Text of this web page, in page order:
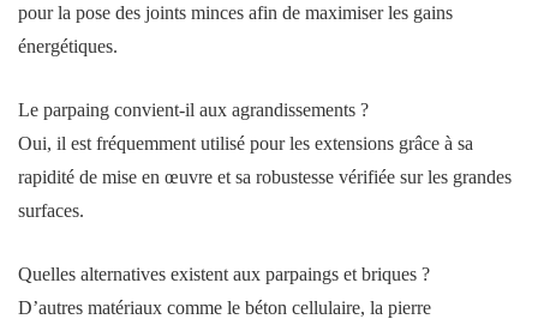
pour la pose des joints minces afin de maximiser les gains
énergétiques.
Le parpaing convient-il aux agrandissements ?
Oui, il est fréquemment utilisé pour les extensions grâce à sa
rapidité de mise en œuvre et sa robustesse vérifiée sur les grandes
surfaces.
Quelles alternatives existent aux parpaings et briques ?
D’autres matériaux comme le béton cellulaire, la pierre